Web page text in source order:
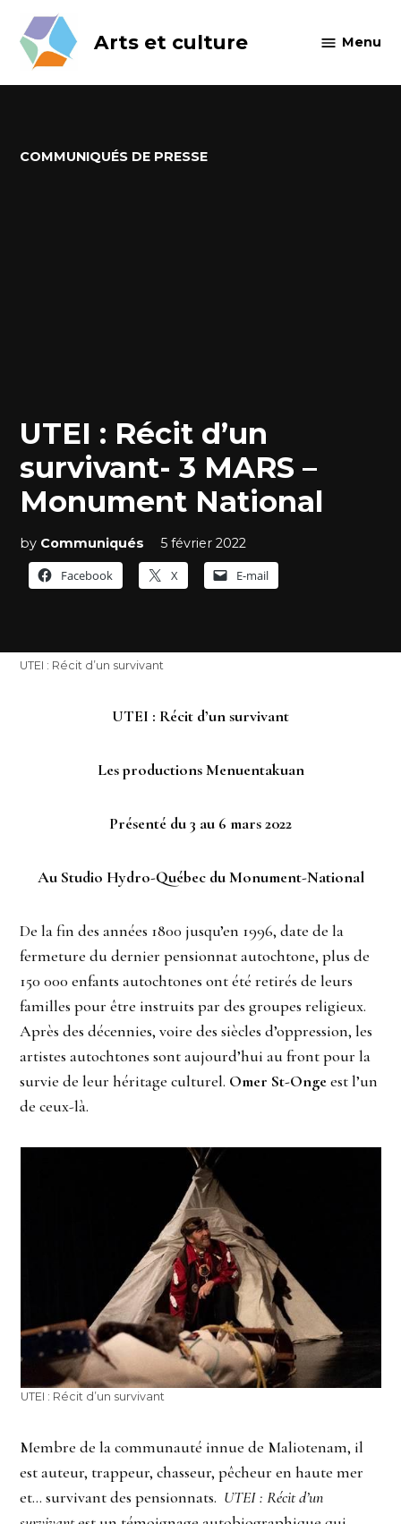
content
Arts et culture Menu
POSTED
COMMUNIQUÉS DE PRESSE
UTEI : Récit d’un
survivant- 3 MARS –
Monument National
by Communiqués
5 février 2022
Facebook
X E-mail
UTEI : Récit d’un survivant
UTEI : Récit d’un survivant
Les productions Menuentakuan
Présenté du 3 au 6 mars 2022
Au Studio Hydro-Québec du Monument-National
De la fin des années 1800 jusqu’en 1996, date de la
fermeture du dernier pensionnat autochtone, plus de
150 000 enfants autochtones ont été retirés de leurs
familles pour être instruits par des groupes religieux.
Après des décennies, voire des siècles d’oppression, les
artistes autochtones sont aujourd’hui au front pour la
survie de leur héritage culturel. Omer St-Ongeest l’un
de ceux-là.
UTEI : Récit d’un survivant
Membre de la communauté innue de Maliotenam, il
est auteur, trappeur, chasseur, pêcheur en haute mer
et… survivant des pensionnats. UTEI : Récit d’un